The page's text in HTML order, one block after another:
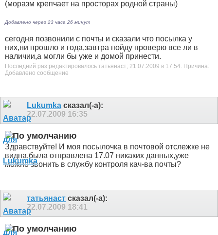
(моразм крепчает на просторах родной страны)
Добавлено через 23 часа 26 минут
сегодня позвонили с почты и сказали что посылка у
них,ни прошло и года,завтра пойду проверю все ли в
наличии,а могли бы уже и домой принести.
Последний раз редактировалось татьянаст; 21.07.2009 в 17:54 Причина:
Добавлено сообщение
Lukumka сказал(-а):
22.07.2009 16:35
Здравствуйте! И моя посылочка в почтовой отслежке не
видна,была отправлена 17.07 никаких данных,уже
можно звонить в службу контроля кач-ва почты?
татьянаст сказал(-а):
22.07.2009 18:41